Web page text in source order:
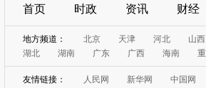
首页 时政 资讯 财经
地方频道： 北京 天津 河北
山西
湖北
湖南 广东 广西 海南
友情链接： 人民网 新华网
中国网